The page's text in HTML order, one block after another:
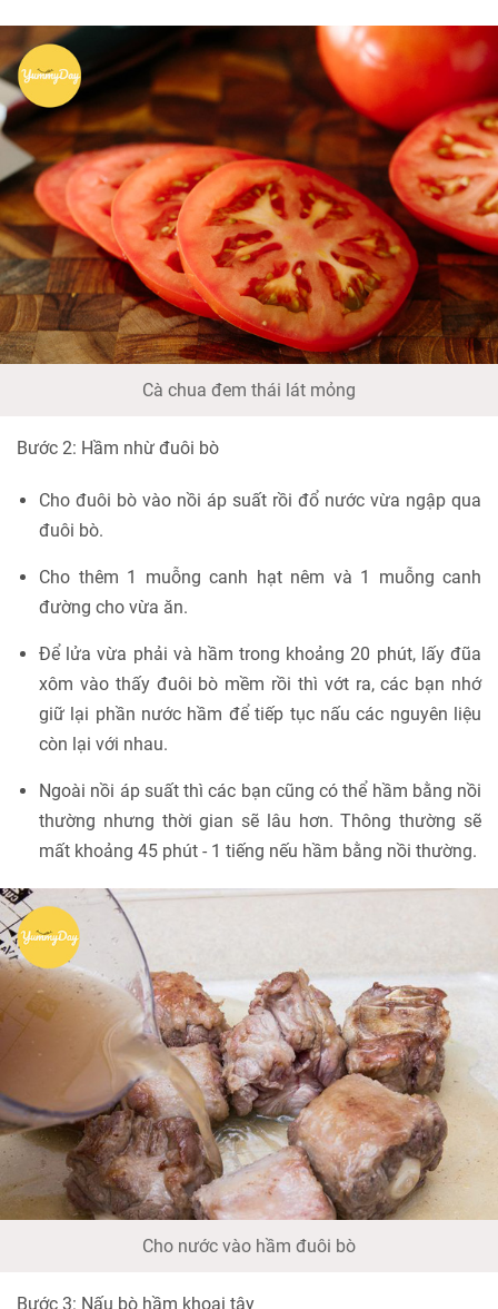
Cà chua đem thái lát mỏng
Bước 2: Hầm nhừ đuôi bò
Cho đuôi bò vào nồi áp suất rồi đổ nước vừa ngập qua
đuôi bò.
Cho thêm 1 muỗng canh hạt nêm và 1 muỗng canh
đường cho vừa ăn.
Để lửa vừa phải và hầm trong khoảng 20 phút, lấy đũa
xôm vào thấy đuôi bò mềm rồi thì vớt ra, các bạn nhớ
giữ lại phần nước hầm để tiếp tục nấu các nguyên liệu
còn lại với nhau.
Ngoài nồi áp suất thì các bạn cũng có thể hầm bằng nồi
thường nhưng thời gian sẽ lâu hơn. Thông thường sẽ
mất khoảng 45 phút - 1 tiếng nếu hầm bằng nồi thường.
Cho nước vào hầm đuôi bò
Bước 3: Nấu bò hầm khoai tây